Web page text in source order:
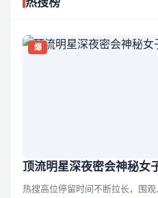
爆
顶流明星深夜密会神秘女
热搜高位停留时间不断拉长，围观